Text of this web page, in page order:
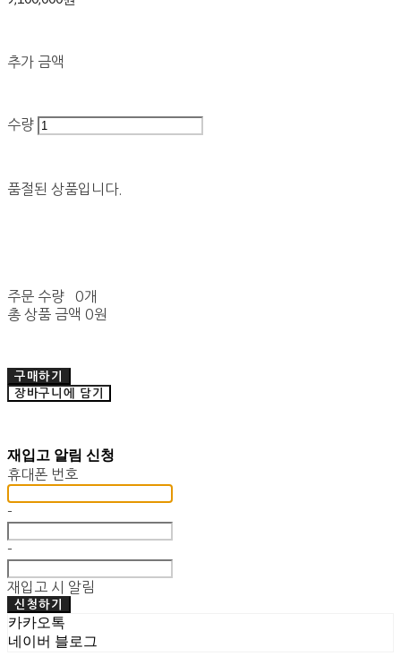
추가 금액
수량
품절된 상품입니다.
주문 수량
0개
총 상품 금액 0원
구매하기
장바구니에 담기
재입고 알림 신청
휴대폰 번호
-
-
재입고 시 알림
신청하기
카카오톡
네이버 블로그